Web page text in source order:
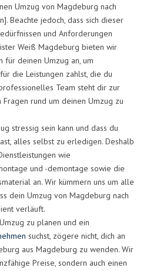
Umzug von Magdeburg nach
Beachte jedoch, dass sich dieser
und Anforderungen
Weiß Magdeburg bieten wir
für deinen Umzug an, um
die Leistungen zahlst, die du
Team steht dir zur
rund um deinen Umzug zu
stressig sein kann und dass du
alles selbst zu erledigen. Deshalb
wie
und -demontage sowie die
an. Wir kümmern uns um alle
dein Umzug von Magdeburg nach
verläuft.
zu planen und ein
suchst, zögere nicht, dich an
aus Magdeburg zu wenden. Wir
Preise, sondern auch einen